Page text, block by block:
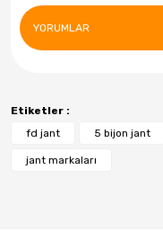
YORUMLAR
Etiketler :
fd jant
5 bijon jant
jant markaları